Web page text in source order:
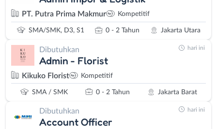
PT. Putra Prima Makmur Kompetitif
SMA/SMK, D3, S1 0 - 2 Tahun Jakarta Utara
Dibutuhkan
Admin - Florist
Kikuko Florist Kompetitif
SMA / SMK 0 - 2 Tahun Jakarta Barat
hari ini
Dibutuhkan
Account Officer
hari ini